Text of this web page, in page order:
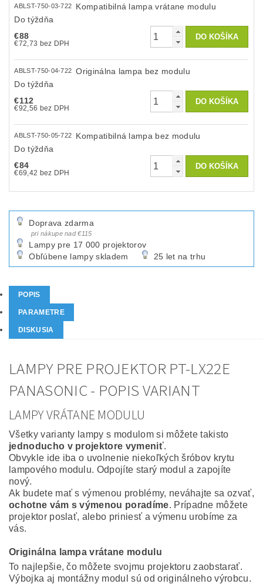
ABLST-750-03-722
Kompatibilná lampa vrátane modulu
Do týždňa
€88
€72,73 bez DPH
ABLST-750-04-722
Originálna lampa bez modulu
Do týždňa
€112
€92,56 bez DPH
ABLST-750-05-722
Kompatibilná lampa bez modulu
Do týždňa
€84
€69,42 bez DPH
Doprava zdarma
pri nákupe nad €115
Lampy pre 17 000 projektorov
Obľúbene lampy skladem
25 let na trhu
POPIS
PARAMETRE
DISKUSIA
LAMPY PRE PROJEKTOR PT-LX22E
PANASONIC - POPIS VARIANT
LAMPY VRÁTANE MODULU
Všetky varianty lampy s modulom si môžete takisto
jednoducho v projektore vymeniť.
Obvykle ide iba o uvolnenie niekoľkých šróbov krytu
lampového modulu. Odpojíte starý modul a zapojíte
nový.
Ak budete mať s výmenou problémy, neváhajte sa ozvať,
ochotne vám s výmenou poradíme. Prípadne môžete
projektor poslať, alebo priniesť a výmenu urobíme za
vás.
Originálna lampa vrátane modulu
To najlepšie, čo môžete svojmu projektoru zaobstarať.
Výbojka aj montážny modul sú od originálneho výrobcu.